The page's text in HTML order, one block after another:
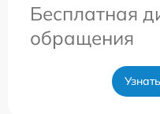
Бесплатная
обращения